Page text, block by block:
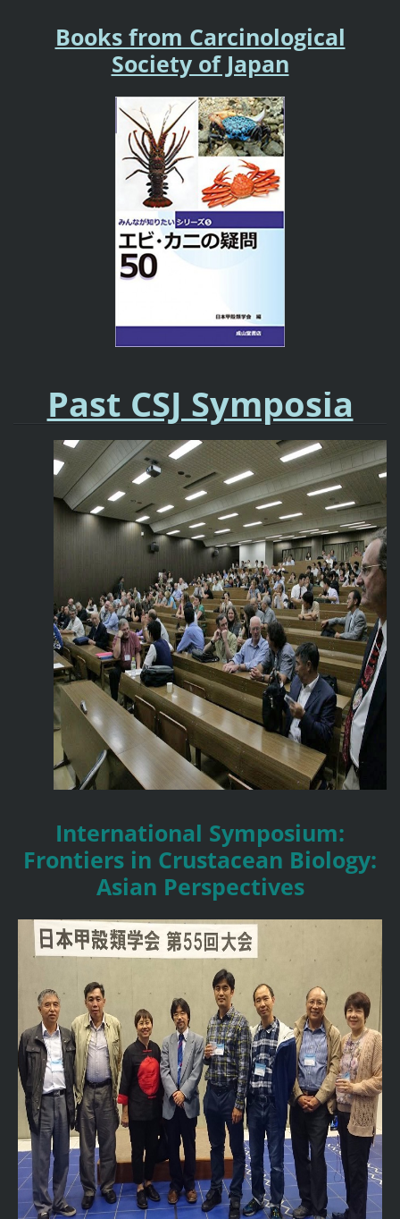
Books from Carcinological
Society of Japan
Past CSJ Symposia
International Symposium:
Frontiers in Crustacean Biology:
Asian Perspectives